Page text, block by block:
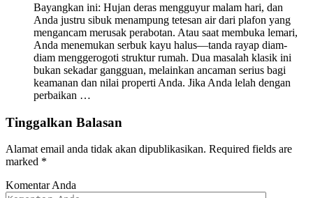
Bayangkan ini: Hujan deras mengguyur malam hari, dan
Anda justru sibuk menampung tetesan air dari plafon yang
mengancam merusak perabotan. Atau saat membuka lemari,
Anda menemukan serbuk kayu halus—tanda rayap diam-
diam menggerogoti struktur rumah. Dua masalah klasik ini
bukan sekadar gangguan, melainkan ancaman serius bagi
keamanan dan nilai properti Anda. Jika Anda lelah dengan
perbaikan …
Tinggalkan Balasan
Alamat email anda tidak akan dipublikasikan. Required fields are
marked *
Komentar Anda